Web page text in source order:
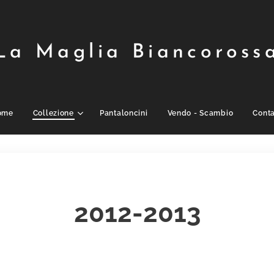
Maglia
Collezione Pantaloncini Vendo - Scambio
2012-2013